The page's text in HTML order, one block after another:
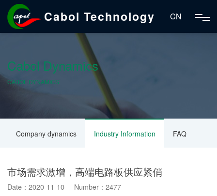
Cabol Technology CN
Cabol Dynamics
CABOL DYNAMICS
Company dynamics Industry Information FAQ
市场需求激增，高端电路板供应紧俏
Date：2020-11-10 Number：2477